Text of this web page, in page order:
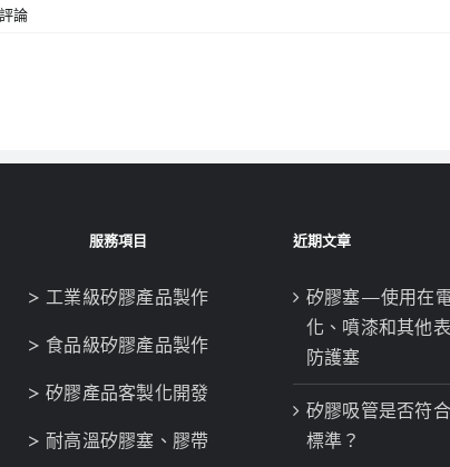
論
服務項目
> 工業級矽膠產品製作
> 食品級矽膠產品製作
> 矽膠產品客製化開發
> 耐高溫矽膠塞、膠帶
近期文章
矽膠塞—使用在
化、噴漆和其他
防護塞
矽膠吸管是否符
標準？